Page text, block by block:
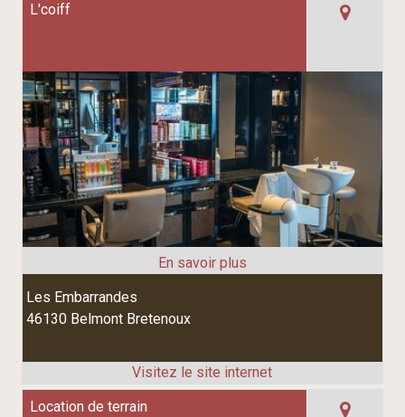
L'coiff
Les Embarrandes
46130 Belmont Bretenoux
Location de terrain